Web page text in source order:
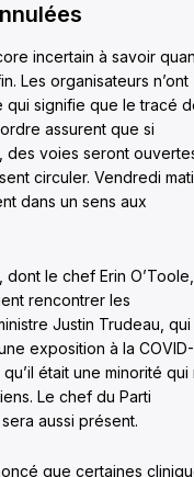
incertain à savoir
Les organisateurs n’ont
qui signifie que le tracé
assurent que si
des voies seront
circuler. Vendredi
dans un sens aux
le chef Erin O’Toole,
rencontrer les
Justin Trudeau, qui
exposition à la COVID-
était une minorité qui
Le chef du Parti
aussi présent.
que certaines